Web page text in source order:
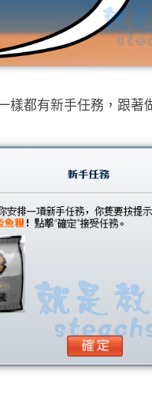
樣都有新手任務，跟著